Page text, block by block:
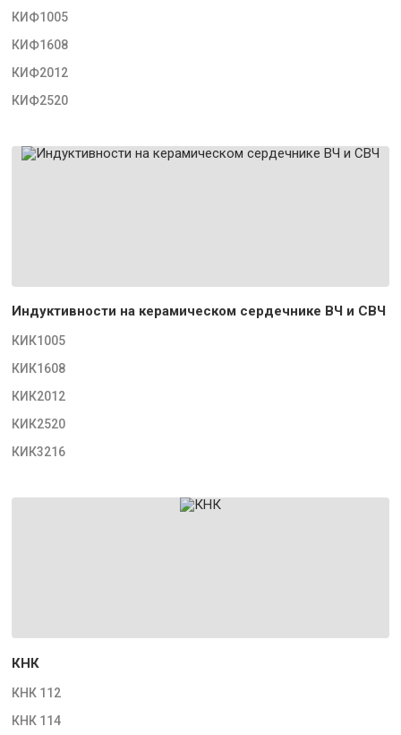
КИФ1005
КИФ1608
КИФ2012
КИФ2520
Индуктивности на керамическом сердечнике ВЧ и СВЧ
КИК1005
КИК1608
КИК2012
КИК2520
КИК3216
КНК
КНК 112
КНК 114